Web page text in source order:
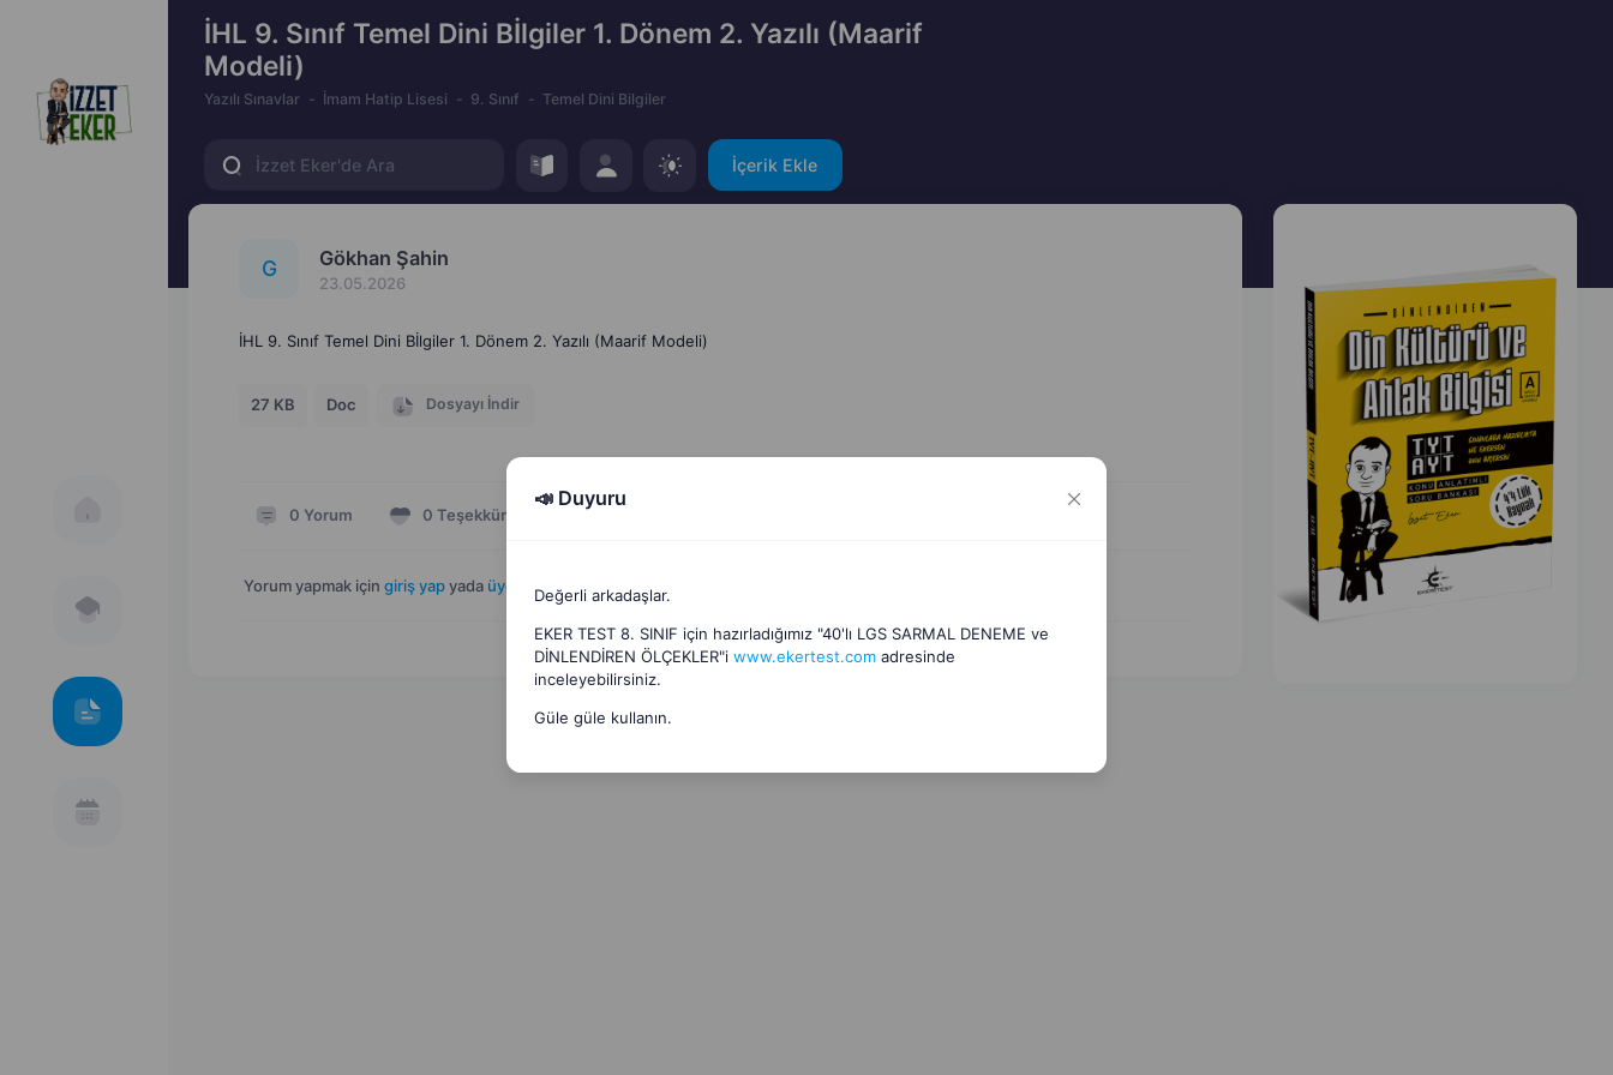
İHL 9. Sınıf Temel Dini Bİlgiler 1. Dönem 2. Yazılı (Maarif
Modeli)
Yazılı Sınavlar İmam Hatip Lisesi 9. Sınıf Temel Dini Bilgiler
İçerik Ekle
G Gökhan Şahin
23.05.2026
İHL 9. Sınıf Temel Dini Bİlgiler 1. Dönem 2. Yazılı (Maarif Modeli)
27 KB Doc Dosyayı İndir
0 Yorum 0 Teşekkür Hata Bildir
Yorum yapmak için giriş yap yada üye ol .
📣 Duyuru
Değerli arkadaşlar.
EKER TEST 8. SINIF için hazırladığımız "40'lı LGS SARMAL DENEME ve
DİNLENDİREN ÖLÇEKLER"i www.ekertest.comadresinde
inceleyebilirsiniz.
Güle güle kullanın.